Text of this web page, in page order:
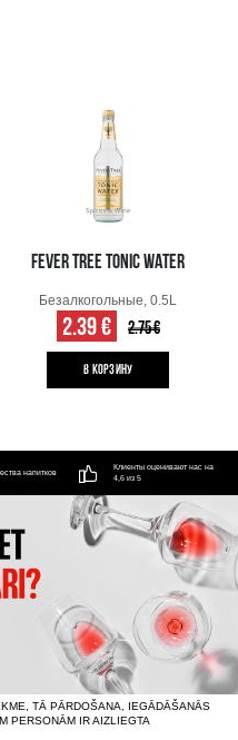
FEVER TREE TONIC WATER
Безалкогольные, 0.5L
2.39 € 2.75 €
B КОРЗИНУ
напитков
Клиенты оценивают нас на
4,6 из 5
TĀ PĀRDOŠANA, IEGĀDĀŠANĀS
PERSONĀM IR AIZLIEGTA